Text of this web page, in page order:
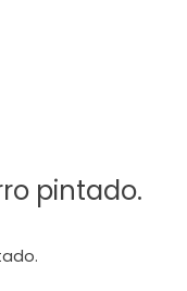
pintado.